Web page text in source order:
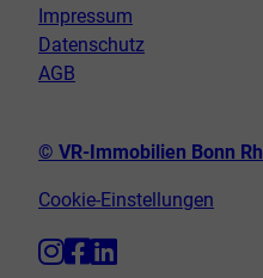
Impressum
Datenschutz
AGB
© VR-Immobilien Bonn
Cookie-Einstellungen